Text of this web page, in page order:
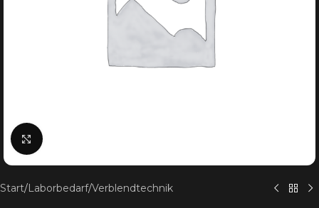
Klick zum Vergrößern
Start/Laborbedarf/Verblendtechnik